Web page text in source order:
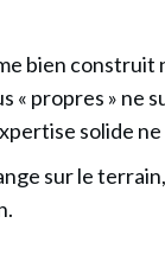
bien construit
« propres » ne
solide
sur le